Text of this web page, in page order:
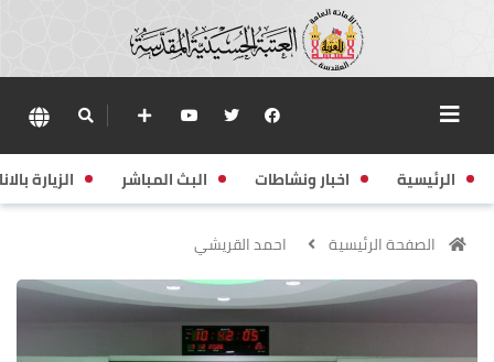
الرئيسية اخبار ونشاطات البث المباشر الزيارة
الصفحة الرئيسية احمد القريشي